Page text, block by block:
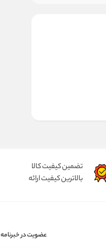
تضمین کیفیت کالا
بالاترین کیفیت ارائه
عضویت در خبرنامه